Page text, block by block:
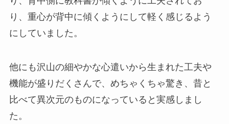
り、重心が背中に傾くようにして軽く感じるよう
にしていました。
他にも沢山の細やかな心遣いから生まれた工夫や
機能が盛りだくさんで、めちゃくちゃ驚き、昔と
比べて異次元のものになっていると実感しまし
た。